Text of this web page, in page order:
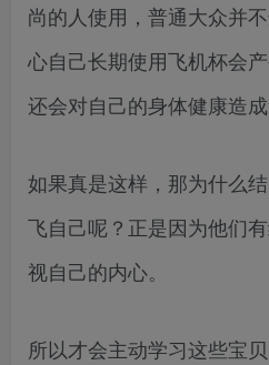
尚的人使用，普通大众并
心自己长期使用飞机杯会
还会对自己的身体健康造成
如果真是这样，那为什么
飞自己呢？正是因为他们
视自己的内心。
所以才会主动学习这些宝贝